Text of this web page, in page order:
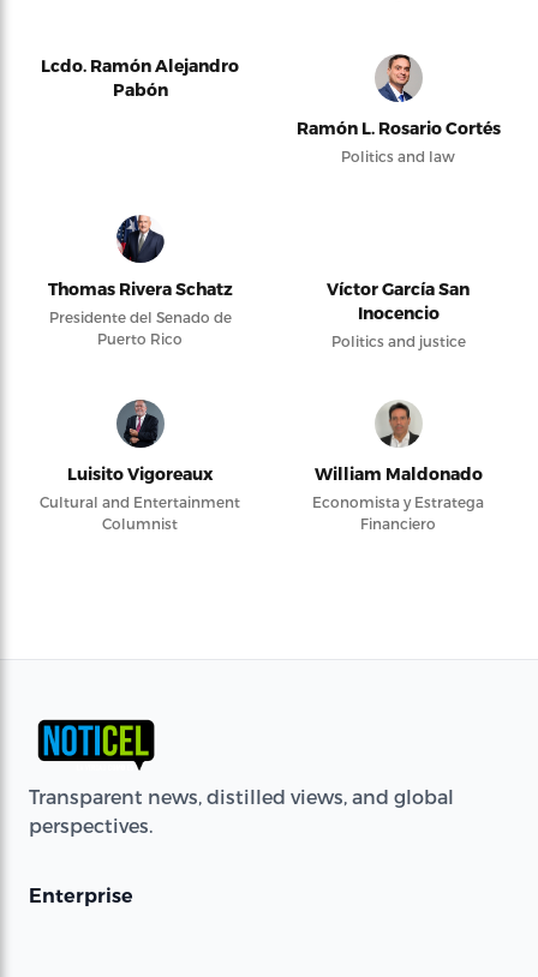
Lcdo. Ramón Alejandro
Pabón
Ramón L. Rosario Cortés
Politics and law
Thomas Rivera Schatz
Presidente del Senado de
Puerto Rico
Víctor García San
Inocencio
Politics and justice
Luisito Vigoreaux
Cultural and Entertainment
Columnist
William Maldonado
Economista y Estratega
Financiero
Transparent news, distilled views, and global
perspectives.
Enterprise